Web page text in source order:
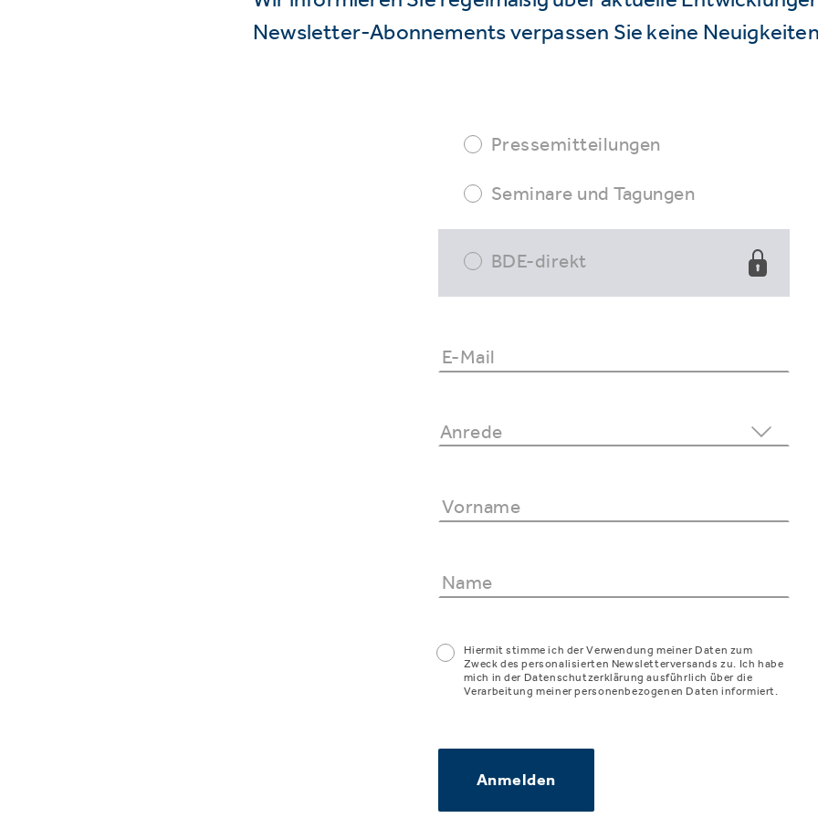
Newsletter-Abonnements verpassen Sie keine
Pressemitteilungen
Seminare und Tagungen
BDE-direkt
Hiermit stimme ich der Verwendung meiner Daten zum
Zweck des personalisierten Newsletterversands zu. Ich habe
mich in der Datenschutzerklärung ausführlich über die
Verarbeitung meiner personenbezogenen Daten informiert.
Anmelden